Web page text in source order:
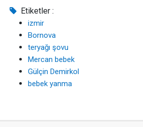
Etiketler :
izmir
Bornova
teryağı şovu
Mercan bebek
Gülçin Demirkol
bebek yanma